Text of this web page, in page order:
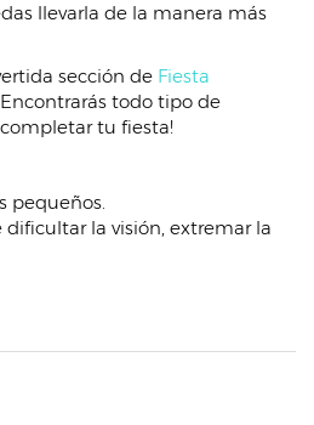
llevarla de la manera más
sección de Fiesta
todo tipo de
tu fiesta!
pequeños.
dificultar la visión, extremar la